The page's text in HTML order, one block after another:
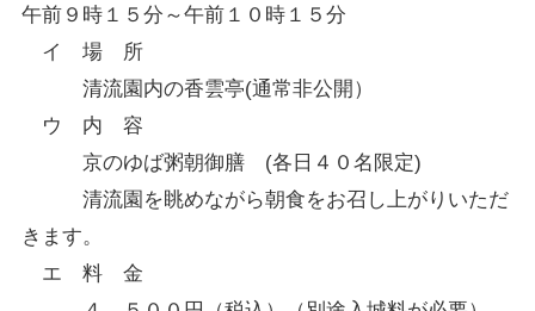
午前９時１５分～午前１０時１５分
イ 場 所
清流園内の香雲亭(通常非公開）
ウ 内 容
京のゆば粥朝御膳 (各日４０名限定)
清流園を眺めながら朝食をお召し上がりいただ
きます。
エ 料 金